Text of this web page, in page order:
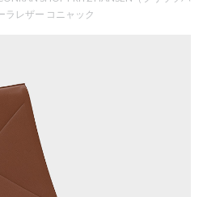
ラレザー コニャック